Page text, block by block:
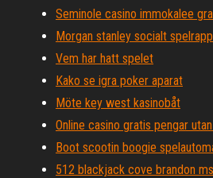
Seminole casino immokalee
Morgan stanley socialt
Vem har hatt spelet
Kako se igra poker aparat
Möte key west kasinobåt
Online casino gratis pengar
Boot scootin boogie
512 blackjack cove brandon ms